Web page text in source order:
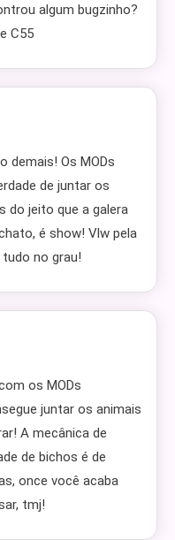
algum bugzinho?
C55
demais! Os MODs
de juntar os
do jeito que a galera
é show! Vlw pela
no grau!
os MODs
juntar os animais
A mecânica de
de bichos é de
once você acaba
tmj!